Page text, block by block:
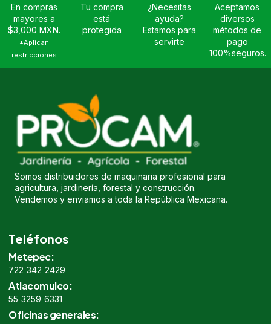
En compras
mayores a
$3,000 MXN.
*Aplican
restricciones
Tu compra
está
protegida
¿Necesitas
ayuda?
Estamos para
servirte
Aceptamos
diversos
métodos de
pago
100%seguros.
Somos distribuidores de maquinaria profesional para
agricultura, jardinería, forestal y construcción.
Vendemos y enviamos a toda la República Mexicana.
Teléfonos
Metepec:
722 342 2429
Atlacomulco:
55 3259 6331
Oficinas generales: